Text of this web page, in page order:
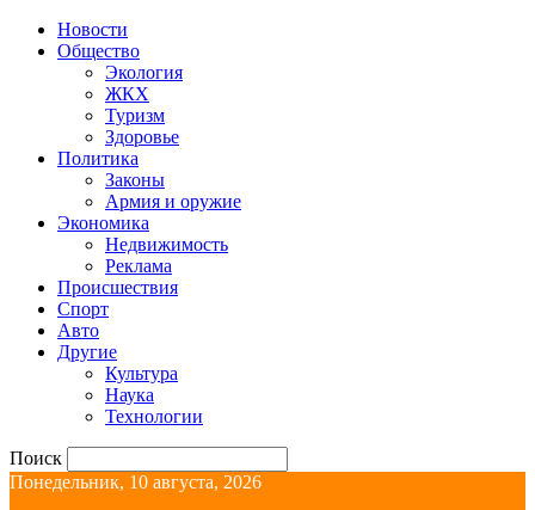
Новости
Общество
Экология
ЖКХ
Туризм
Здоровье
Политика
Законы
Армия и оружие
Экономика
Недвижимость
Реклама
Происшествия
Спорт
Авто
Другие
Культура
Наука
Технологии
Поиск
Понедельник, 10 августа, 2026